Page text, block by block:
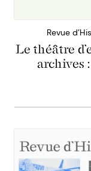
Revue
Le théâtre
archives